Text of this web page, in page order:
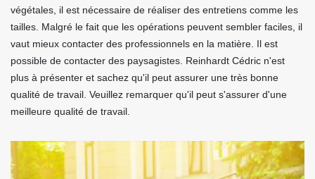
végétales, il est nécessaire de réaliser des entretiens comme les
tailles. Malgré le fait que les opérations peuvent sembler faciles, il
vaut mieux contacter des professionnels en la matière. Il est
possible de contacter des paysagistes. Reinhardt Cédric n'est
plus à présenter et sachez qu'il peut assurer une très bonne
qualité de travail. Veuillez remarquer qu'il peut s'assurer d'une
meilleure qualité de travail.